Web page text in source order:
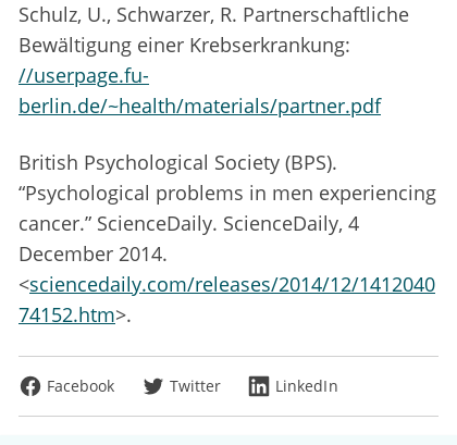
Schulz, U., Schwarzer, R. Partnerschaftliche
Bewältigung einer Krebserkrankung:
//userpage.fu-
berlin.de/~health/materials/partner.pdf
British Psychological Society (BPS).
“Psychological problems in men experiencing
cancer.” ScienceDaily. ScienceDaily, 4
December 2014.
<sciencedaily.com/releases/2014/12/1412040
74152.htm>.
Facebook Twitter LinkedIn